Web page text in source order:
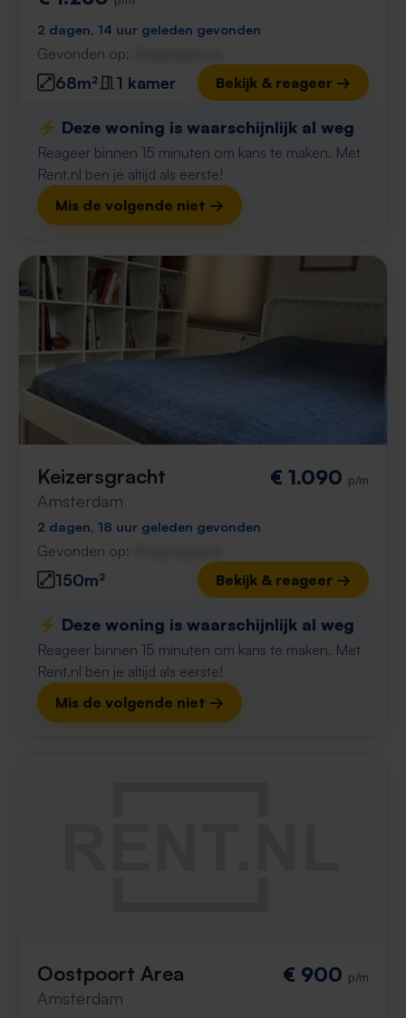
2 dagen, 14 uur geleden gevonden
Gevonden op:
68m² 1 kamer Bekijk & reageer →
⚡️ Deze woning is waarschijnlijk al weg
Reageer binnen 15 minuten om kans te maken. Met
Rent.nl ben je altijd als eerste!
Mis de volgende niet →
Keizersgracht
Amsterdam
€ 1.090 p/m
2 dagen, 18 uur geleden gevonden
Gevonden op:
150m² Bekijk & reageer →
⚡️ Deze woning is waarschijnlijk al weg
Reageer binnen 15 minuten om kans te maken. Met
Rent.nl ben je altijd als eerste!
Mis de volgende niet →
Oostpoort Area
Amsterdam
€ 900 p/m